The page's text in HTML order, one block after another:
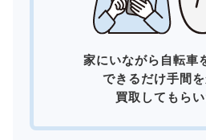
家にいながら自転車
できるだけ手間
買取してもらい